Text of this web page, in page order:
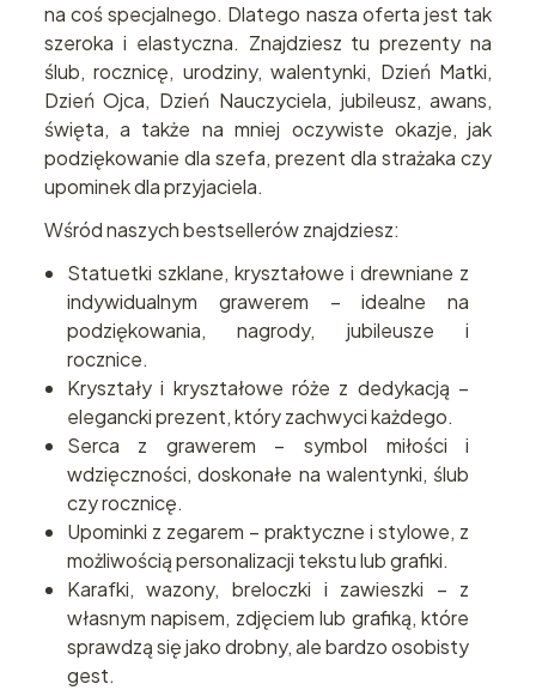
na coś specjalnego. Dlatego nasza oferta jest tak
szeroka i elastyczna. Znajdziesz tu prezenty na
ślub, rocznicę, urodziny, walentynki, Dzień Matki,
Dzień Ojca, Dzień Nauczyciela, jubileusz, awans,
święta, a także na mniej oczywiste okazje, jak
podziękowanie dla szefa, prezent dla strażaka czy
upominek dla przyjaciela.
Wśród naszych bestsellerów znajdziesz:
Statuetki szklane, kryształowe i drewniane z
indywidualnym grawerem – idealne na
podziękowania, nagrody, jubileusze i
rocznice.
Kryształy i kryształowe róże z dedykacją –
elegancki prezent, który zachwyci każdego.
Serca z grawerem – symbol miłości i
wdzięczności, doskonałe na walentynki, ślub
czy rocznicę.
Upominki z zegarem – praktyczne i stylowe, z
możliwością personalizacji tekstu lub grafiki.
Karafki, wazony, breloczki i zawieszki – z
własnym napisem, zdjęciem lub grafiką, które
sprawdzą się jako drobny, ale bardzo osobisty
gest.